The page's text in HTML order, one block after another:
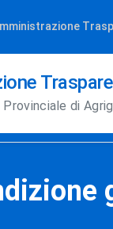
Provinciale di